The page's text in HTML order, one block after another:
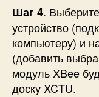
Шаг 4.
устройство
компьютеру) и
(добавить
модуль XBee
доску XCTU.